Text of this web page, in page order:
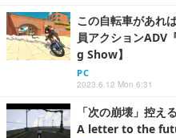
この自転車があれ
員アクションADV
g Show】
PC
2023.6.12 Mon 6:31
「次の崩壊」控え
A letter to the